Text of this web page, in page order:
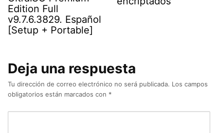
Edition Full
v9.7.6.3829. Español
[Setup + Portable]
Deja una respuesta
Tu dirección de correo electrónico no será publicada. Los campos
obligatorios están marcados con *